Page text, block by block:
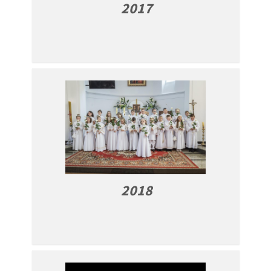
2017
2018